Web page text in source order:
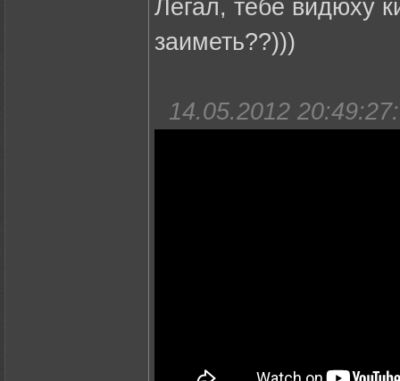
Легал, тебе видюху
заиметь??)))
14.05.2012 20:49:27: